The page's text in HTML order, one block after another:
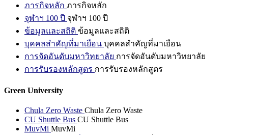
ภารกิจหลัก ภารกิจหลัก
จุฬาฯ 100 ปี จุฬาฯ 100 ปี
ข้อมูลและสถิติ ข้อมูลและสถิติ
บุคคลสำคัญที่มาเยือน บุคคลสำคัญที่มาเยือน
การจัดอันดับมหาวิทยาลัย การจัดอันดับมหาวิทยาลัย
การรับรองหลักสูตร การรับรองหลักสูตร
Green University
Chula Zero Waste Chula Zero Waste
CU Shuttle Bus CU Shuttle Bus
MuvMi MuvMi